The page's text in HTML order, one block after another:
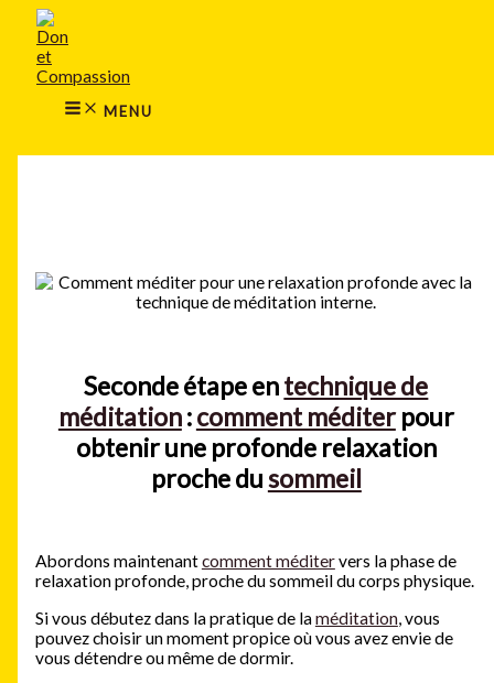
Aller
contenu
MENU
Seconde étape entechnique de
méditation:comment méditerpour
obtenir une profonde relaxation
proche dusommeil
Abordons maintenantcomment méditervers la phase de
relaxation profonde, proche du sommeil du corps physique.
Si vous débutez dans la pratique de laméditation, vous
pouvez choisir un moment propice où vous avez envie de
vous détendre ou même de dormir.